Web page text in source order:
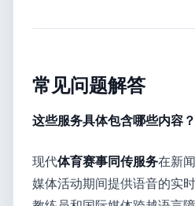
常见问题解答
这些服务具体包含哪些内容？
现代体育赛事同传服务在新
媒体活动期间提供语音的实